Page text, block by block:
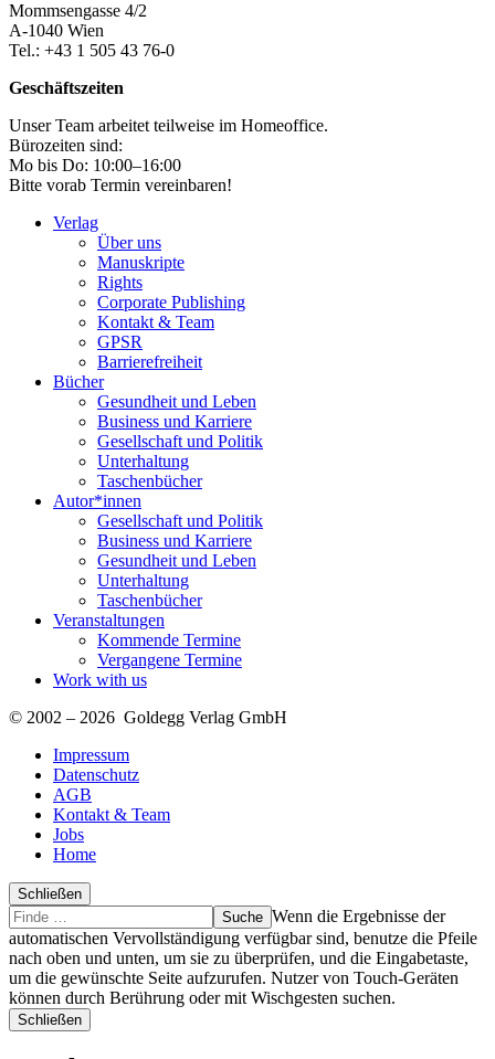
Mommsengasse 4/2
A-1040 Wien
Tel.: +43 1 505 43 76-0
Geschäftszeiten
Unser Team arbeitet teilweise im Homeoffice.
Bürozeiten sind:
Mo bis Do: 10:00–16:00
Bitte vorab Termin vereinbaren!
Verlag
Über uns
Manuskripte
Rights
Corporate Publishing
Kontakt & Team
GPSR
Barrierefreiheit
Bücher
Gesundheit und Leben
Business und Karriere
Gesellschaft und Politik
Unterhaltung
Taschenbücher
Autor*innen
Gesellschaft und Politik
Business und Karriere
Gesundheit und Leben
Unterhaltung
Taschenbücher
Veranstaltungen
Kommende Termine
Vergangene Termine
Work with us
© 2002 – 2026 Goldegg Verlag GmbH
Impressum
Datenschutz
AGB
Kontakt & Team
Jobs
Home
Schließen
Suche
Finde
…
Wenn die Ergebnisse der
automatischen Vervollständigung verfügbar sind, benutze die Pfeile
nach oben und unten, um sie zu überprüfen, und die Eingabetaste,
um die gewünschte Seite aufzurufen. Nutzer von Touch-Geräten
können durch Berührung oder mit Wischgesten suchen.
Schließen